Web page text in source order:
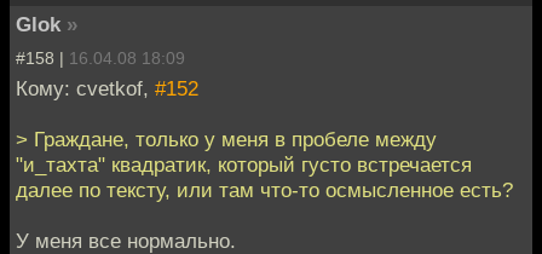
Glok »
#158 | 16.04.08 18:09
Кому: cvetkof, #152
> Граждане, только у меня в пробеле между
"и_тахта" квадратик, который густо встречается
далее по тексту, или там что-то осмысленное есть?
У меня все нормально.